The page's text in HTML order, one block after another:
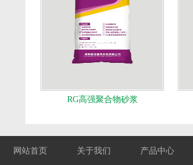
RG高强聚合物砂浆
网站首页 关于我们 产品中心